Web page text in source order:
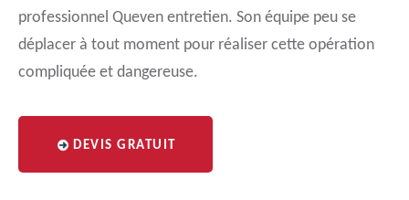
professionnel Queven entretien. Son équipe peu se
déplacer à tout moment pour réaliser cette opération
compliquée et dangereuse.
DEVIS GRATUIT